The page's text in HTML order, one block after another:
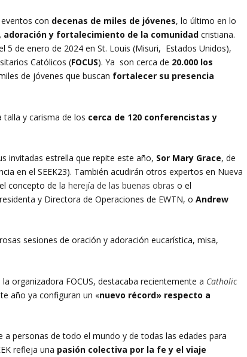
con decenas de miles de jóvenes, lo último en lo
adoración y fortalecimiento de la comunidad cristiana.
de enero de 2024 en St. Louis (Misuri, Estados Unidos),
Católicos (FOCUS). Ya son cerca de 20.000 los
de jóvenes que buscan fortalecer su presencia
talla y carisma de los cerca de 120 conferencistas y
invitadas estrella que repite este año, Sor Mary Grace, de
en el SEEK23). También acudirán otros expertos en Nueva
concepto de laherejía de las buenas obras o el
y Directora de Operaciones de EWTN, oAndrew
sesiones de oración y adoración eucarística, misa,
organizadora FOCUS, destacaba recientemente a Catholic
año ya configuran un «nuevo récord» respecto a
personas de todo el mundo y de todas las edades para
refleja una pasión colectiva por la fe y el viaje